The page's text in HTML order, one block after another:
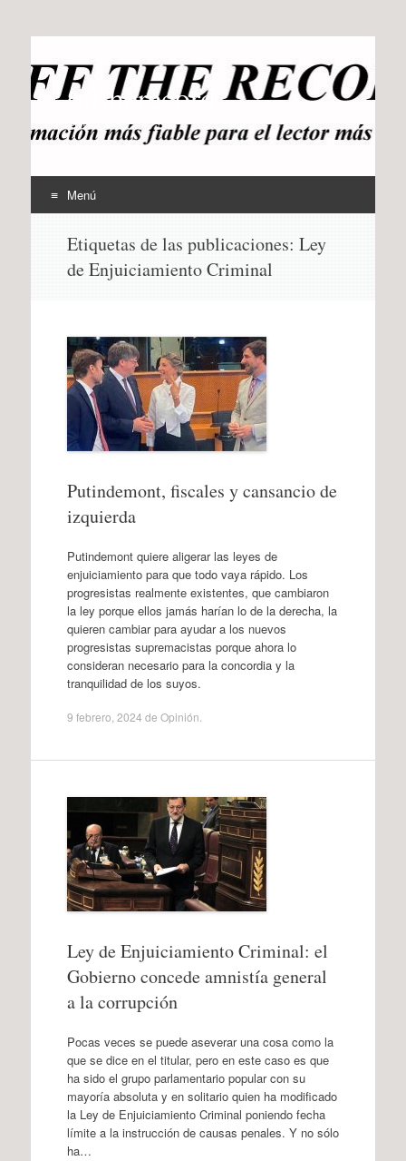
offtherecord
OTR
Menú
contenido
Etiquetas de las publicaciones: Ley
de Enjuiciamiento Criminal
Putindemont, fiscales y cansancio de
izquierda
Putindemont quiere aligerar las leyes de
enjuiciamiento para que todo vaya rápido. Los
progresistas realmente existentes, que cambiaron
la ley porque ellos jamás harían lo de la derecha, la
quieren cambiar para ayudar a los nuevos
progresistas supremacistas porque ahora lo
consideran necesario para la concordia y la
tranquilidad de los suyos.
9 febrero, 2024 de Opinión
Ley de Enjuiciamiento Criminal: el
Gobierno concede amnistía general
a la corrupción
Pocas veces se puede aseverar una cosa como la
que se dice en el titular, pero en este caso es que
ha sido el grupo parlamentario popular con su
mayoría absoluta y en solitario quien ha modificado
la Ley de Enjuiciamiento Criminal poniendo fecha
límite a la instrucción de causas penales. Y no sólo
ha…